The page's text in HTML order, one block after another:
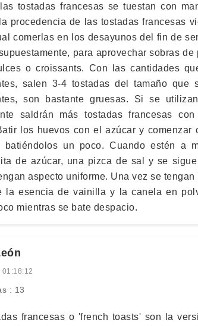
tostadas francesas se tuestan con
procedencia de las tostadas francesas
comerlas en los desayunos del fin de
para aprovechar sobras
o croissants. Con las cantidades
salen 3-4 tostadas del tamaño
son bastante gruesas. Si se
saldrán más tostadas francesas
los huevos con el azúcar y comenzar
un poco. Cuando estén a
de azúcar, una pizca de sal y se
aspecto uniforme. Una vez se
la esencia de vainilla y la canela en
mientras se bate despacio.
: 13
francesas o 'french toasts' son la